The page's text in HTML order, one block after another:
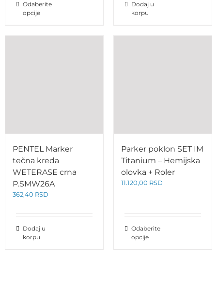
Odaberite
opcije
Dodaj u
korpu
PENTEL Marker
tečna kreda
WETERASE crna
P.SMW26A
362,40 RSD
Dodaj u
korpu
Parker poklon SET IM
Titanium – Hemijska
olovka + Roler
11.120,00 RSD
Odaberite
opcije